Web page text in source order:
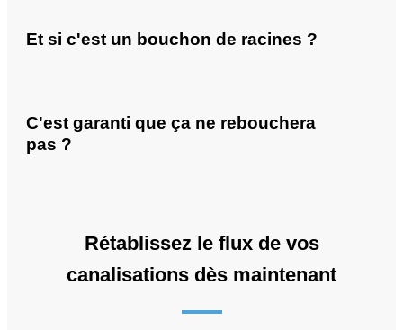
Et si c'est un bouchon de racines ?
C'est garanti que ça ne rebouchera
pas ?
Rétablissez le flux de vos
canalisations dès maintenant